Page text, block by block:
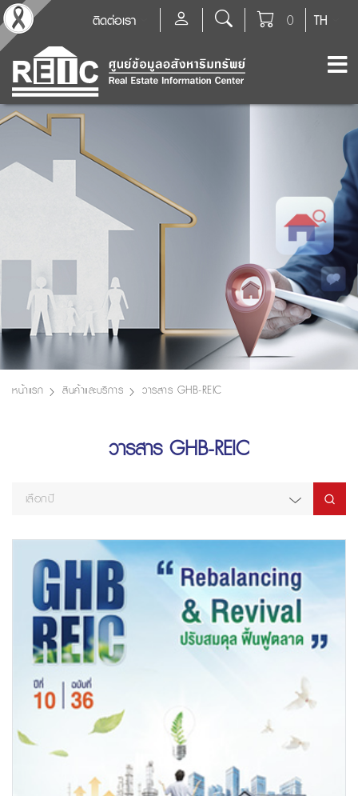
TH
0
ติดต่อเรา
หน้าแรก สินค้าและบริการ วารสาร GHB-REIC
วารสาร GHB-REIC
เลือกปี